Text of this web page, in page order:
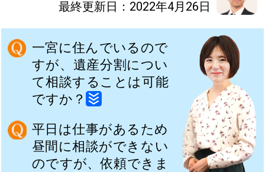
最終更新日：2022年4月26日
一宮に住んでいるので
すが、遺産分割につい
て相談することは可能
ですか？
平日は仕事があるため
昼間に相談ができない
のですが、依頼できま